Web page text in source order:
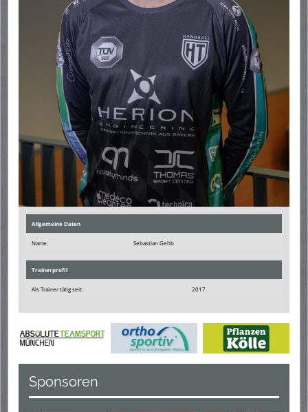
Allgemeine Daten
Name: Sebastian Gehb
Trainerprofil
Als Trainer tätig seit: 2017
Sponsoren